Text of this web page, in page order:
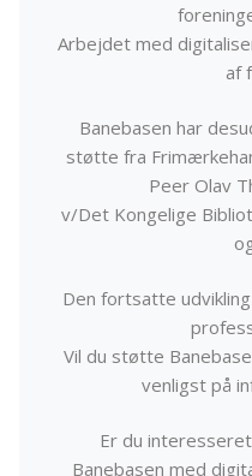
Arbejdet med
af
Banebasen har
støtte fra
Peer Olav
v/Det Kongelige
Den fortsatte
Vil du støtte
venligst på
Er du
Banebasen med